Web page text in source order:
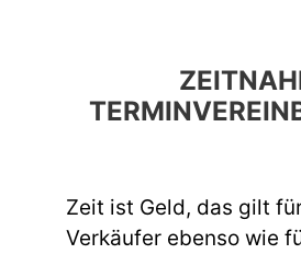
Zeit ist Geld, das gilt
Verkäufer ebenso wie